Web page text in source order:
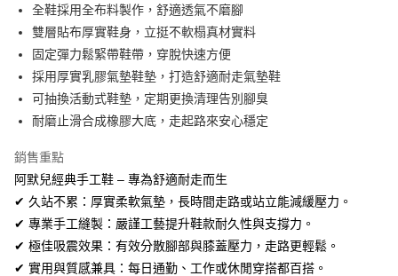
上海商業儲蓄銀行
台北富邦商業銀行
國泰世華商業銀行
兆豐國際商業銀行
臺灣中小企業銀行
台中商業銀行
匯豐（台灣）商業銀行
華泰商業銀行
聯邦商業銀行
遠東國際商業銀行
元大商業銀行
永豐商業銀行
玉山商業銀行
星展（台灣）商業銀行
台灣樂天信用卡公司
LINE Pay
Apple Pay
街口支付
全盈+PAY
AFTEE先享後付
相關說明
【關於「AFTEE先享後付」】
AFTEE先享後付是「在收到商品之後才付款」的支付方式。 讓您購物簡單
ATM付款
全鞋採用全布料製作，舒適透氣不磨腳
雙層貼布厚實鞋身，立挺不軟榻真材實料
固定彈力鬆緊帶鞋帶，穿脫快速方便
採用厚實乳膠氣墊鞋墊，打造舒適耐走氣墊鞋
可抽換活動式鞋墊，定期更換清理告別腳臭
耐磨止滑合成橡膠大底，走起路來安心穩定
銷售重點
阿默兒經典手工鞋 – 專為舒適耐走而生
✔ 久站不累：厚實柔軟氣墊，長時間走路或站立能減緩壓力。
✔ 專業手工縫製：嚴謹工藝提升鞋款耐久性與支撐力。
✔ 極佳吸震效果：有效分散腳部與膝蓋壓力，走路更輕鬆。
✔ 實用與質感兼具：每日通勤、工作或休閒穿搭都百搭。